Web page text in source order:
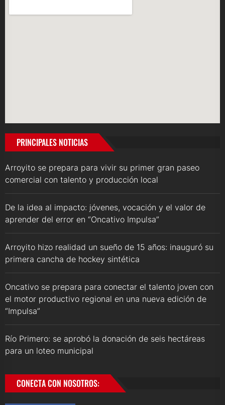
PRINCIPALES NOTICIAS
Arroyito se prepara para vivir su primer gran paseo
comercial con talento y producción local
De la idea al impacto: jóvenes, vocación y el valor de
aprender del error en “Oncativo Impulsa”
Arroyito hizo realidad un sueño de 15 años: inauguró su
primera cancha de hockey sintética
Oncativo se prepara para conectar el talento joven con
el motor productivo regional en una nueva edición de
“Impulsa”
Río Primero: se aprobó la donación de seis hectáreas
para un loteo municipal
CONECTA CON NOSOTROS: